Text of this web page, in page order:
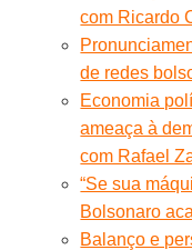
com Ricardo
de redes
Economia
ameaça à
com Rafael
“Se sua
Bolsonaro
Balanço e